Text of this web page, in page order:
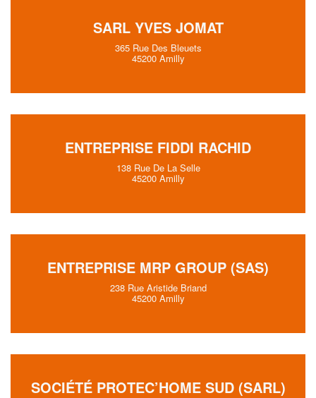
SARL YVES JOMAT
365 Rue Des Bleuets
45200 Amilly
ENTREPRISE FIDDI RACHID
138 Rue De La Selle
45200 Amilly
ENTREPRISE MRP GROUP (SAS)
238 Rue Aristide Briand
45200 Amilly
SOCIÉTÉ PROTEC’HOME SUD (SARL)